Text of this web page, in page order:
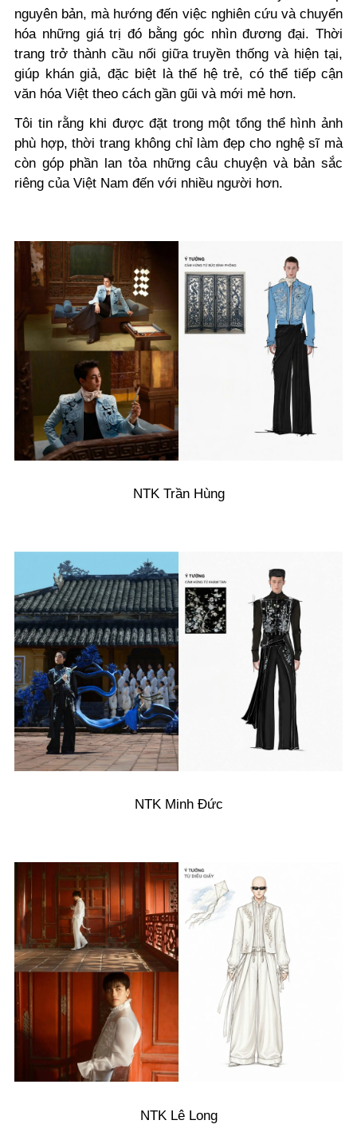
nguyên bản, mà hướng đến việc nghiên cứu và chuyển
hóa những giá trị đó bằng góc nhìn đương đại. Thời
trang trở thành cầu nối giữa truyền thống và hiện tại,
giúp khán giả, đặc biệt là thế hệ trẻ, có thể tiếp cận
văn hóa Việt theo cách gần gũi và mới mẻ hơn.
Tôi tin rằng khi được đặt trong một tổng thể hình ảnh
phù hợp, thời trang không chỉ làm đẹp cho nghệ sĩ mà
còn góp phần lan tỏa những câu chuyện và bản sắc
riêng của Việt Nam đến với nhiều người hơn.
NTK Trần Hùng
NTK Minh Đức
NTK Lê Long